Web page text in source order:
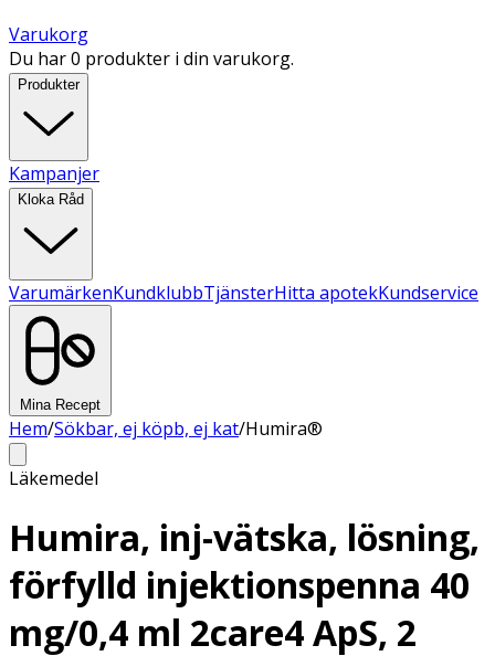
Varukorg
Du har 0 produkter i din varukorg.
Produkter
Kampanjer
Kloka Råd
VarumärkenKundklubbTjänsterHitta apotekKundservice
Mina Recept
Hem/Sökbar, ej köpb, ej kat/Humira®
Läkemedel
Humira, inj-vätska, lösning,
förfylld injektionspenna 40
mg/0,4 ml 2care4 ApS, 2